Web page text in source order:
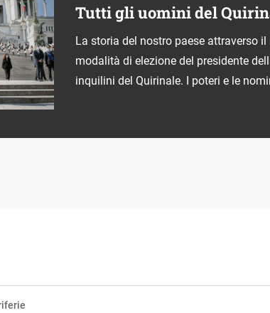
Tutti gli uomini del
La storia del nostro paese attraverso
modalità di elezione del presidente
inquilini del Quirinale. I poteri e le